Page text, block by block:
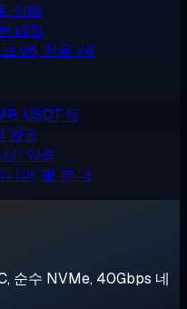
, 아태
내장
v6, 전용 v4
USDT 등
않음
간 약속
니어, 몇 분 내
순수 NVMe, 40Gbps 네